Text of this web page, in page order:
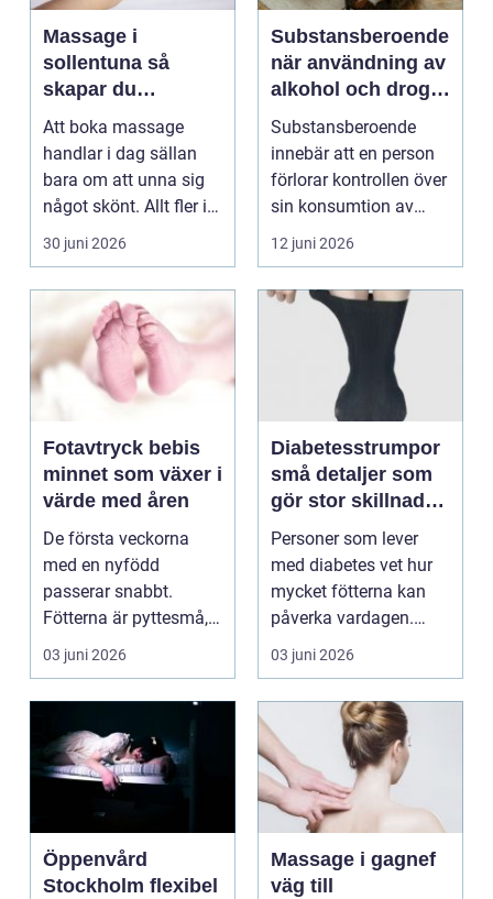
Massage i
sollentuna så
skapar du
återhämtning i
vardagen
Att boka massage
handlar i dag sällan
bara om att unna sig
något skönt. Allt fler i
Sollentuna söker...
30 juni 2026
Substansberoende
när användning av
alkohol och droger
tar över vardagen
Substansberoende
innebär att en person
förlorar kontrollen över
sin konsumtion av
alkohol, läkemedel...
12 juni 2026
Fotavtryck bebis
minnet som växer i
värde med åren
De första veckorna
med en nyfödd
passerar snabbt.
Fötterna är pyttesmå,
huden är mjuk och
varje lite...
03 juni 2026
Diabetesstrumpor
små detaljer som
gör stor skillnad
för känsliga fötter
Personer som lever
med diabetes vet hur
mycket fötterna kan
påverka vardagen.
Nedsatt känsel, sämre
03 juni 2026
Öppenvård
Stockholm flexibel
Massage i gagnef
väg till